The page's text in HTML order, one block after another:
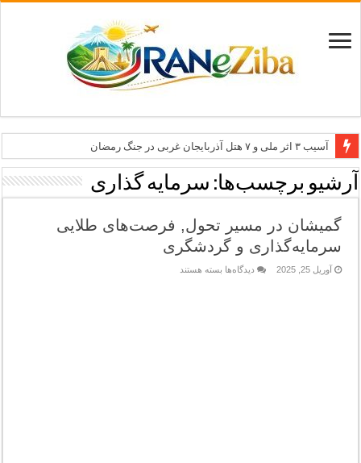
آسیب ۳ اثر ملی و ۷ هتل آذربایجان غربی در جنگ رمضان
معاون وزیر: جاذبه‌های بوشهر جهانی معرفی می‌شوند
طرح بین‌المللی گذر از مرزها وارد مرحله اجرا شد
۶۸۱ میلیارد ریال تسهیلات برای توسعه گردشگری گلستان
تاب‌آوری؛ سرمایه پنهان تهران برای بازسازی برند شهری
آرشیو برچسب‌ها: سرمایه گذاری
گمیشان در مسیر تحول, فرصت‌های طلایی
سرمایه‌گذاری و گردشگری
آوریل 25, 2025 دیدگاه‌ها برای
بسته هستند